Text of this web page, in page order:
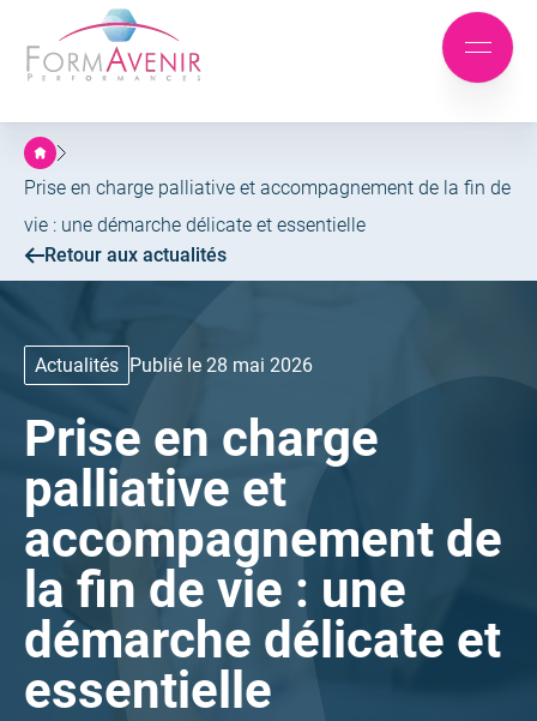
Aller
au
menu
Aller
au
contenu
Formavenir
Performances
Mobile
menu
Prise en charge palliative et accompagnement de la fin de
vie : une démarche délicate et essentielle
Retour aux actualités
Actualités Publié le 28 mai 2026
Prise en charge
palliative et
accompagnement de
la fin de vie : une
démarche délicate et
essentielle